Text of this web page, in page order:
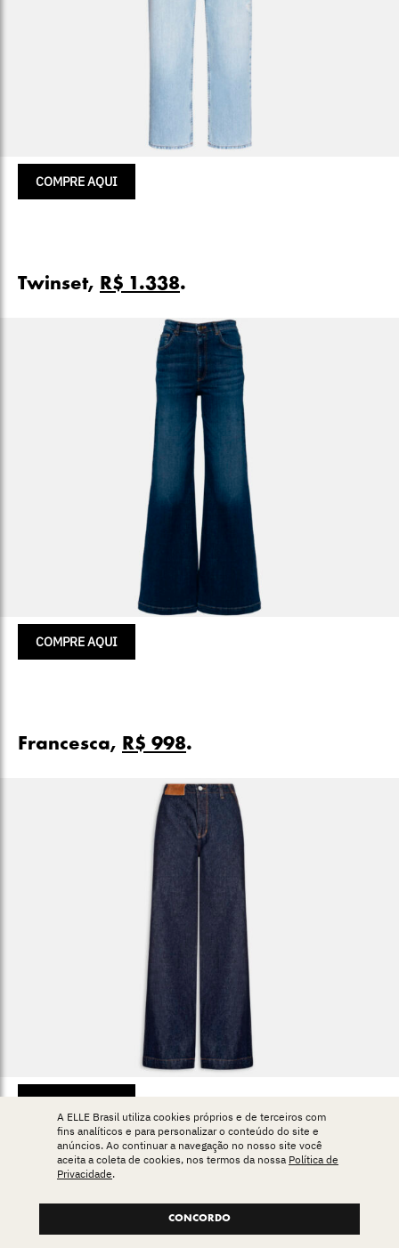
COMPRE AQUI
Twinset, R$ 1.338.
COMPRE AQUI
Francesca, R$ 998.
COMPRE AQUI
Animale,R$ 720.
A ELLE Brasil utiliza cookies próprios e de terceiros com
fins analíticos e para personalizar o conteúdo do site e
anúncios. Ao continuar a navegação no nosso site você
aceita a coleta de cookies, nos termos da nossa Política de
Privacidade.
CONCORDO